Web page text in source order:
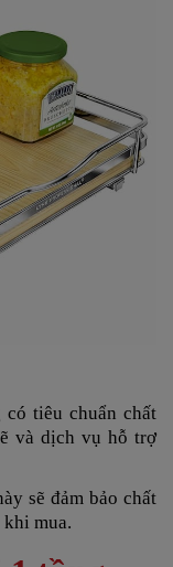
tiêu chuẩn chất
và dịch vụ hỗ trợ
sẽ đảm bảo chất
mua.